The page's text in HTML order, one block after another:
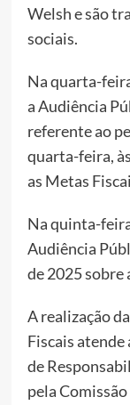
Welsh e são
sociais.
Na quarta-
a Audiência
referente ao
quarta-feira,
as Metas
Na quinta-
Audiência
de 2025 sobre
A realização
Fiscais atende
de
pela